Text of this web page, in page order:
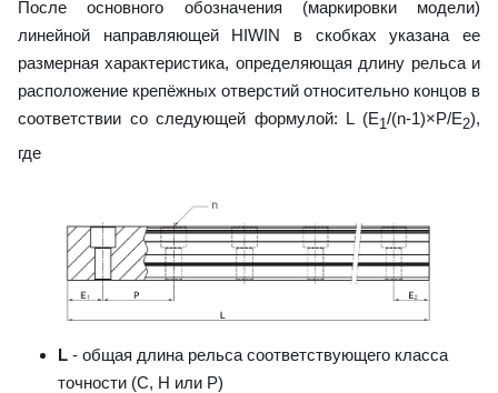
После основного обозначения (маркировки модели)
линейной направляющей HIWIN в скобках указана ее
размерная характеристика, определяющая длину рельса и
расположение крепёжных отверстий относительно концов в
соответствии со следующей формулой: L (E1/(n-1)×P/E2),
где
L - общая длина рельса соответствующего класса
точности (С, H или Р)